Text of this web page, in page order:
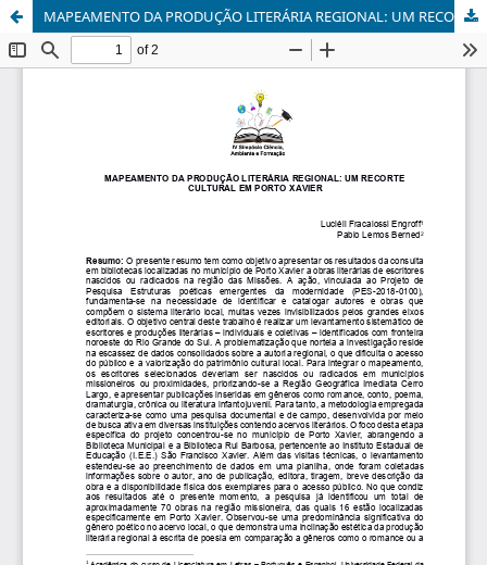
MAPEAMENTO DA PRODUÇÃO LITERÁRIA REGIONAL: UM RECORTE CULTURAL EM PORTO XAVIER